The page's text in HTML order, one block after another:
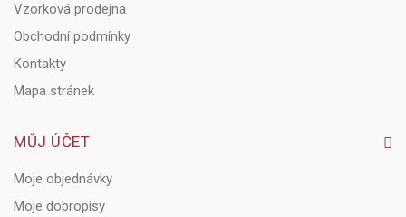
Vzorková prodejna
Obchodní podmínky
Kontakty
Mapa stránek
MŮJ ÚČET
Moje objednávky
Moje dobropisy